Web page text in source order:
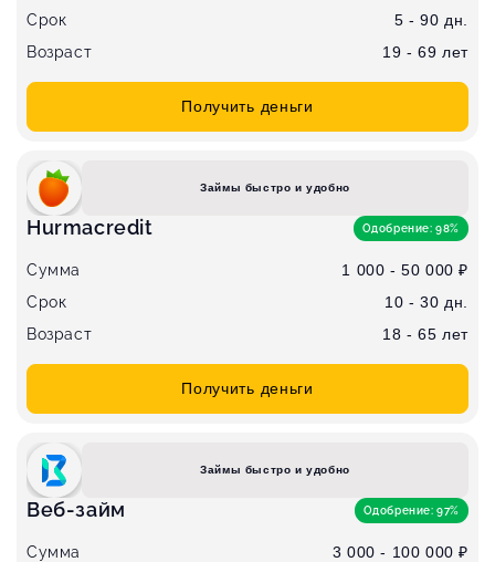
Срок
5 - 90 дн.
Возраст
19 - 69 лет
Получить деньги
Займы быстро и удобно
Hurmacredit Одобрение: 98%
Сумма
1 000 - 50 000 ₽
Срок
10 - 30 дн.
Возраст
18 - 65 лет
Получить деньги
Займы быстро и удобно
Веб-займ Одобрение: 97%
Сумма
3 000 - 100 000 ₽